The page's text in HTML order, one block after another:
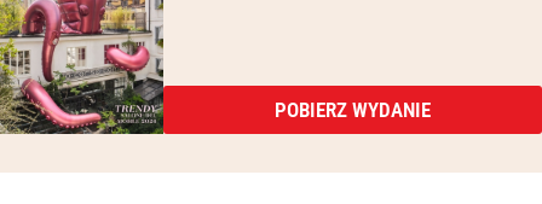
POBIERZ WYDANIE